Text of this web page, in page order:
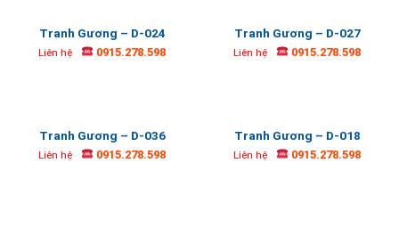
Tranh Gương – D-024
Liên hệ 0915.278.598
Tranh Gương – D-027
Liên hệ 0915.278.598
Tranh Gương – D-036
Liên hệ 0915.278.598
Tranh Gương – D-018
Liên hệ 0915.278.598